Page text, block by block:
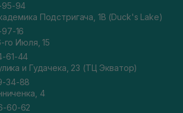
95-94
Подстригача, 1В (Duck's Lake)
16
го Июля, 15
61-44
и Гудачека, 23 (ТЦ Экватор)
34-88
4
60-62